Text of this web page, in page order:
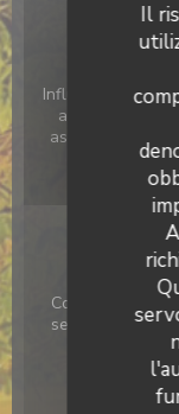
Il
Influenze
amichevole,
asiatica,
Cocktail bar,
servizi igienici,
aria